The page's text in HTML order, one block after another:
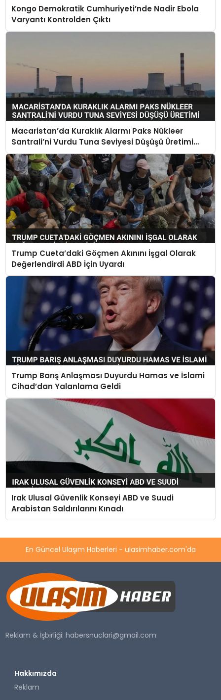
Kongo Demokratik Cumhuriyeti’nde Nadir Ebola
Varyantı Kontrolden Çıktı
Macaristan’da Kuraklık Alarmı Paks Nükleer
Santrali’ni Vurdu Tuna Seviyesi Düşüşü Üretimi
Durdurdu
Trump Cueta’daki Göçmen Akınını İşgal Olarak
Değerlendirdi ABD İçin Uyardı
Trump Barış Anlaşması Duyurdu Hamas ve İslami
Cihad’dan Yalanlama Geldi
Irak Ulusal Güvenlik Konseyi ABD ve Suudi
Arabistan Saldırılarını Kınadı
En Güncel Ulaşım Haberleri - ulasimhaber.com'da
Reklam & İşbirliği:habersnuclari@gmail.com
Hakkımızda
Reklam